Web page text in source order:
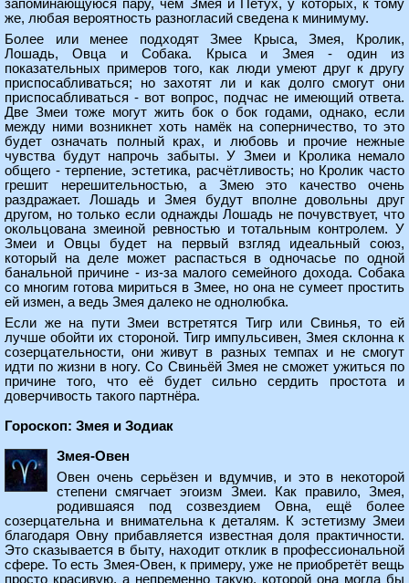
запоминающуюся пару, чем Змея и Петух, у которых, к тому
же, любая вероятность разногласий сведена к минимуму.
Более или менее подходят Змее Крыса, Змея, Кролик,
Лошадь, Овца и Собака. Крыса и Змея - один из
показательных примеров того, как люди умеют друг к другу
приспосабливаться; но захотят ли и как долго смогут они
приспосабливаться - вот вопрос, подчас не имеющий ответа.
Две Змеи тоже могут жить бок о бок годами, однако, если
между ними возникнет хоть намёк на соперничество, то это
будет означать полный крах, и любовь и прочие нежные
чувства будут напрочь забыты. У Змеи и Кролика немало
общего - терпение, эстетика, расчётливость; но Кролик часто
грешит нерешительностью, а Змею это качество очень
раздражает. Лошадь и Змея будут вполне довольны друг
другом, но только если однажды Лошадь не почувствует, что
окольцована змеиной ревностью и тотальным контролем. У
Змеи и Овцы будет на первый взгляд идеальный союз,
который на деле может распасться в одночасье по одной
банальной причине - из-за малого семейного дохода. Собака
со многим готова мириться в Змее, но она не сумеет простить
ей измен, а ведь Змея далеко не однолюбка.
Если же на пути Змеи встретятся Тигр или Свинья, то ей
лучше обойти их стороной. Тигр импульсивен, Змея склонна к
созерцательности, они живут в разных темпах и не смогут
идти по жизни в ногу. Со Свиньёй Змея не сможет ужиться по
причине того, что её будет сильно сердить простота и
доверчивость такого партнёра.
Гороскоп: Змея и Зодиак
Змея-Овен
Овен очень серьёзен и вдумчив, и это в некоторой
степени смягчает эгоизм Змеи. Как правило, Змея,
родившаяся под созвездием Овна, ещё более
созерцательна и внимательна к деталям. К эстетизму Змеи
благодаря Овну прибавляется известная доля практичности.
Это сказывается в быту, находит отклик в профессиональной
сфере. То есть Змея-Овен, к примеру, уже не приобретёт вещь
просто красивую, а непременно такую, которой она могла бы